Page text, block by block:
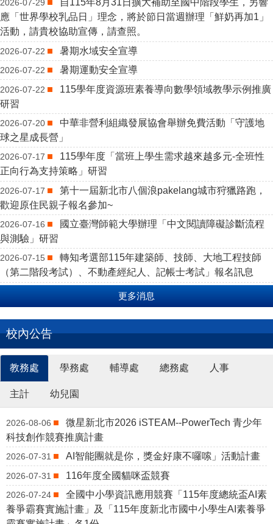
2026-07-29
自115年8月31日擴大補助至國中階段學生，另響
應「世界學校乳品日」理念，將於節日當週辦理「鮮奶再加1」
活動，請貴校協助宣傳，請查照。
2026-07-22 暑期水域安全宣導
2026-07-22 暑期運動安全宣導
2026-07-22
115學年度資源班素養導向數學領域教學示例推廣
研習
2026-07-20
中華非營利組織發展協會舉辦免費活動「守護地
球之星成長營」
2026-07-17
115學年度「當班上學生需求越來越多元-全班性
正向行為支持策略」研習
2026-07-17
第十一屆新北市八個浪pakelang城市狩獵路跑，
歡迎原住民親子報名參加~
2026-07-16
國立臺灣師範大學辦理「中文閱讀障礙診斷流程
與測驗」研習
2026-07-15
轉知考選部115年建築師、技師、大地工程技師
（第二階段考試）、不動產經紀人、記帳士考試」報名訊息
更多消息
校內公告
教務處 學務處 輔導處 總務處 人事
主計 幼兒園
2026-08-06
微星新北市2026 iSTEAM--PowerTech 青少年
科技創作競賽推廣計畫
2026-07-31 AI智能團就是你，獎金好康不囉嗦」活動計畫
2026-07-31 116年度全國貓咪盃競賽
2026-07-24
全國中小學資訊應用競賽「115年度總統盃AI素
養爭霸賽實施計畫」及「115年度新北市國中小學生AI素養爭